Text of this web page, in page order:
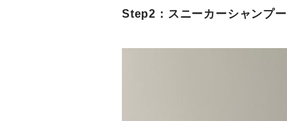
Step2：スニーカーシャンプ